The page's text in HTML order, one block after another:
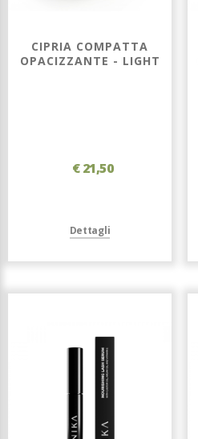
CIPRIA COMPATTA
OPACIZZANTE - LIGHT
€ 21,50
Dettagli